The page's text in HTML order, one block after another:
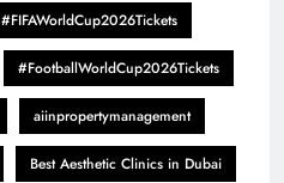
#FIFAWorldCup2026Tickets
#FootballWorldCup2026Tickets
aiinpropertymanagement
Best Aesthetic Clinics in Dubai